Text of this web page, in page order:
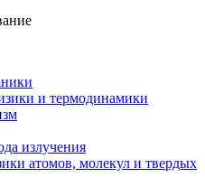
и термодинамики
излучения
атомов, молекул и твердых